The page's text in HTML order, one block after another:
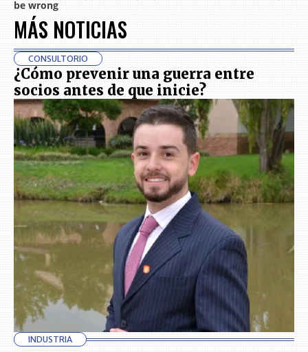
MÁS NOTICIAS
CONSULTORIO
¿Cómo prevenir una guerra entre
socios antes de que inicie?
INDUSTRIA